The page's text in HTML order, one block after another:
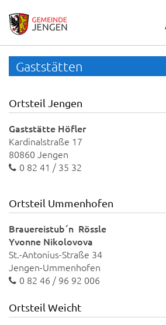
Gaststätten
Ortsteil Jengen
Gaststätte Höfler
Kardinalstraße 17
80860 Jengen
0 82 41 / 35 32
Ortsteil Ummenhofen
Brauereistub´n Rössle
Yvonne Nikolovova
St.-Antonius-Straße 34
Jengen-Ummenhofen
0 82 46 / 96 92 006
Ortsteil Weicht